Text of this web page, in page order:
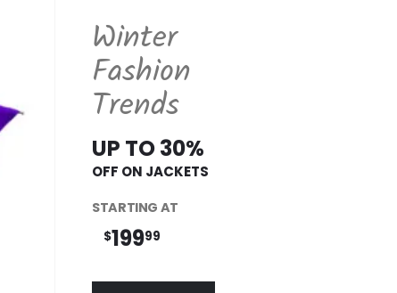
Winter
Fashion
Trends
UP TO 30%
OFF ON JACKETS
STARTING AT
$19999